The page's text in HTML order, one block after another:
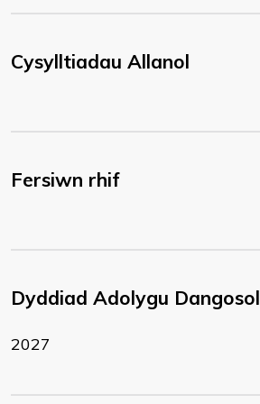
Cysylltiadau Allanol
Fersiwn rhif
Dyddiad Adolygu Dangosol
2027